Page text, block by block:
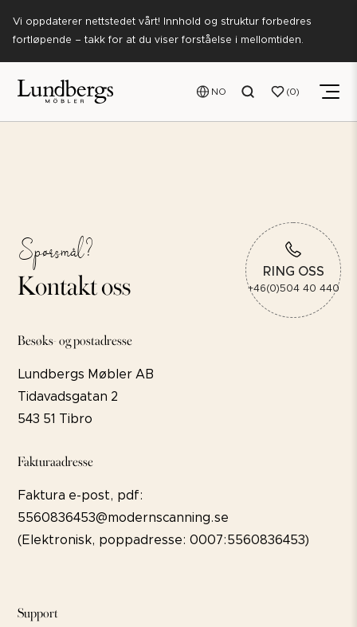
Vi oppdaterer nettstedet vårt! Innhold og struktur forbedres
fortløpende – takk for at du viser forståelse i mellomtiden.
NO 0
Spørsmål?
Kontakt oss RING OSS
+46(0)504 40 440
Besøks- og postadresse
Lundbergs Møbler AB
Tidavadsgatan 2
543 51 Tibro
Fakturaadresse
Faktura e-post, pdf:
5560836453@modernscanning.se
(Elektronisk, poppadresse: 0007:5560836453)
Support